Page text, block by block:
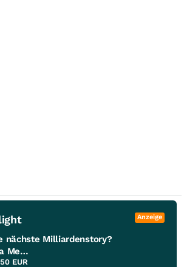
Anzeige
nächste Milliardenstory?
Saga Metals
EUR